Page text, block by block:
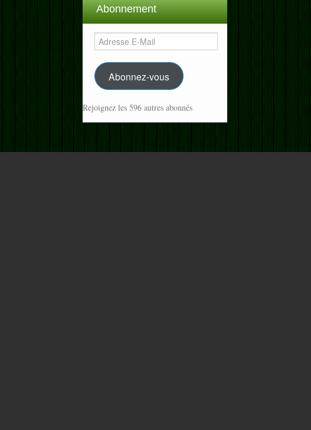
Abonnement
Adresse
E-
Mail
Abonnez-vous
Rejoignez les 596 autres abonnés